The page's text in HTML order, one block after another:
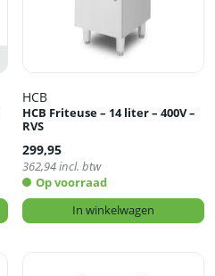
HCB
HCB Friteuse – 14 liter – 400V –
RVS
299,95
362,94incl. btw
Op voorraad
In winkelwagen